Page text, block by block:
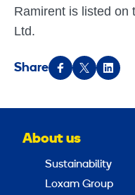
Ramirent is listed on
Ltd.
Share
About us
Sustainability
Loxam Group